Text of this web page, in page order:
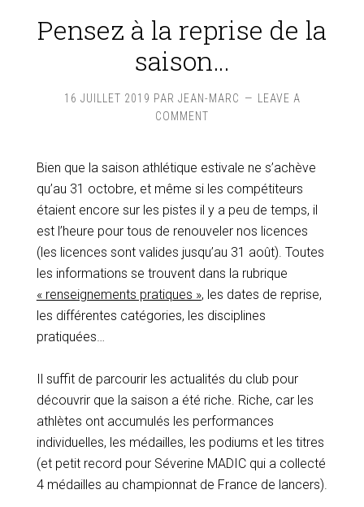
Pensez à la reprise de la
saison…
16 JUILLET 2019 PAR JEAN-MARC
LEAVE A
COMMENT
Bien que la saison athlétique estivale ne s’achève
qu’au 31 octobre, et même si les compétiteurs
étaient encore sur les pistes il y a peu de temps, il
est l’heure pour tous de renouveler nos licences
(les licences sont valides jusqu’au 31 août). Toutes
les informations se trouvent dans la rubrique
« renseignements pratiques », les dates de reprise,
les différentes catégories, les disciplines
pratiquées…
Il suffit de parcourir les actualités du club pour
découvrir que la saison a été riche. Riche, car les
athlètes ont accumulés les performances
individuelles, les médailles, les podiums et les titres
(et petit record pour Séverine MADIC qui a collecté
4 médailles au championnat de France de lancers).